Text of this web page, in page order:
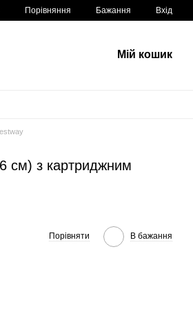
Порівняння Бажання Вхід
Мій кошик
см) з картриджним
Порівняти В бажання